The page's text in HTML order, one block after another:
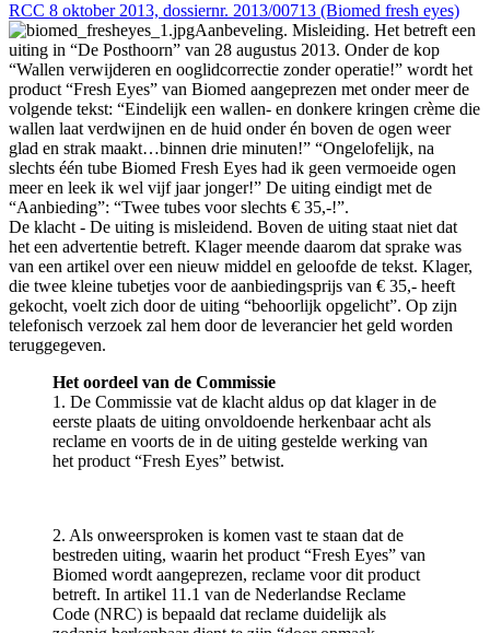
RCC 8 oktober 2013, dossiernr. 2013/00713 (Biomed fresh eyes)
Aanbeveling. Misleiding. Het betreft een
uiting in “De Posthoorn” van 28 augustus 2013. Onder de kop
“Wallen verwijderen en ooglidcorrectie zonder operatie!” wordt het
product “Fresh Eyes” van Biomed aangeprezen met onder meer de
volgende tekst: “Eindelijk een wallen- en donkere kringen crème die
wallen laat verdwijnen en de huid onder én boven de ogen weer
glad en strak maakt…binnen drie minuten!” “Ongelofelijk, na
slechts één tube Biomed Fresh Eyes had ik geen vermoeide ogen
meer en leek ik wel vijf jaar jonger!” De uiting eindigt met de
“Aanbieding”: “Twee tubes voor slechts € 35,-!”.
De klacht - De uiting is misleidend. Boven de uiting staat niet dat
het een advertentie betreft. Klager meende daarom dat sprake was
van een artikel over een nieuw middel en geloofde de tekst. Klager,
die twee kleine tubetjes voor de aanbiedingsprijs van € 35,- heeft
gekocht, voelt zich door de uiting “behoorlijk opgelicht”. Op zijn
telefonisch verzoek zal hem door de leverancier het geld worden
teruggegeven.
Het oordeel van de Commissie
1. De Commissie vat de klacht aldus op dat klager in de
eerste plaats de uiting onvoldoende herkenbaar acht als
reclame en voorts de in de uiting gestelde werking van
het product “Fresh Eyes” betwist.
2. Als onweersproken is komen vast te staan dat de
bestreden uiting, waarin het product “Fresh Eyes” van
Biomed wordt aangeprezen, reclame voor dit product
betreft. In artikel 11.1 van de Nederlandse Reclame
Code (NRC) is bepaald dat reclame duidelijk als